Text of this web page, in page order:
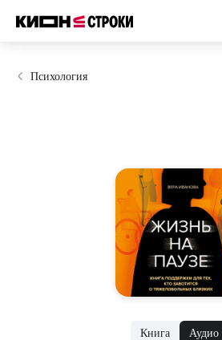
Психология
Книга Аудио